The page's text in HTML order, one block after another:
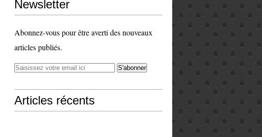
Newsletter
Abonnez-vous pour être averti des nouveaux
articles publiés.
Articles récents